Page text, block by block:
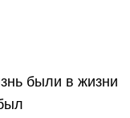
были в жизни